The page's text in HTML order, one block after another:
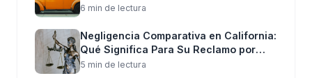
Ángeles (Paso a Paso)
6 min de lectura
Negligencia Comparativa en California:
Qué Significa Para Su Reclamo por
Lesiones
5 min de lectura